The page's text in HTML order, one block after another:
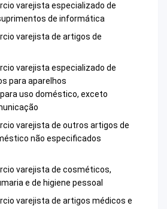
varejista especializado de
de informática
varejista de artigos de
varejista especializado de
para aparelhos
uso doméstico, exceto
varejista de outros artigos de
não especificados
varejista de cosméticos,
e de higiene pessoal
varejista de artigos médicos e